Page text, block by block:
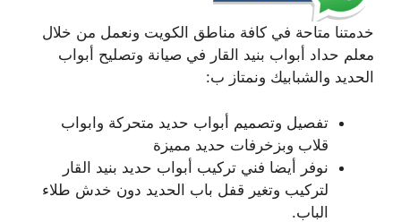
خدمتنا متاحة في كافة مناطق الكويت ونعمل من خلال
معلم حداد أبواب بنيد القار في صيانة وتصليح أبواب
الحديد والشبابيك ونمتاز ب:
تفصيل وتصميم أبواب حديد متحركة وابواب
قلاب وبزخرفات حديد مميزة
نوفر أيضا فني تركيب أبواب حديد بنيد القار
لتركيب وتغير قفل باب الحديد دون خدش طلاء
الباب.